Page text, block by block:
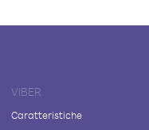
VIBER
Caratteristiche